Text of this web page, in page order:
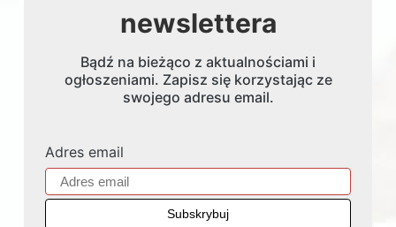
newslettera
Bądź na bieżąco z aktualnościami i
ogłoszeniami. Zapisz się korzystając ze
swojego adresu email.
Adres email